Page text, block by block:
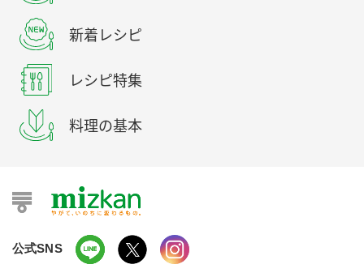
新着レシピ
レシピ特集
料理の基本
公式SNS